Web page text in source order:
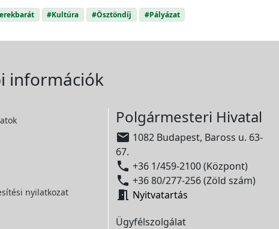
#Kultúra #Ösztöndíj #Pályázat
információk
nyilatkozat
Polgármesteri Hivatal
 1082 Budapest, Baross u. 63-
67.
 +36 1/459-2100 (Központ)
 +36 80/277-256 (Zöld szám)
 Nyitvatartás
Ügyfélszolgálat